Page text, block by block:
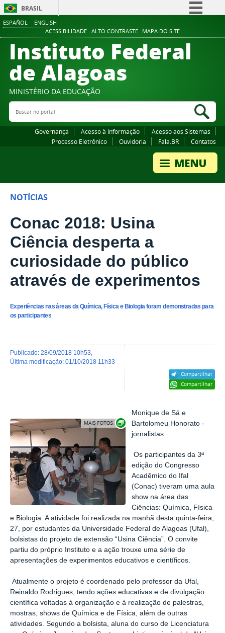
ESPAÑOL ENGLISH
ACESSIBILIDADE ALTO CONTRASTE MAPA DO SITE
BRASIL
Comunica BR
Participe
Canais
Instituto Federal
de Alagoas
MINISTÉRIO DA EDUCAÇÃO
Buscar no portal
Governança Acesso à Informação
Acesso aos Sistemas
Processo Eletrônico
Ouvidoria Fala.BR Contatos
NOTÍCIAS
Conac 2018: Usina
Ciência desperta a
curiosidade do público
através de experimentos
Experiências nas áreas da Química, Física e Biologia foram demonstradas para
os participantes
Compartilhar
Compartilhar
publicado: 28/09/2018 10h53
última modificação: 01/10/2018 11h33
Exibir carrossel de imagens
Monique de Sá e
Bartolomeu Honorato -
jornalistas
Os participantes da 3ª
edição do Congresso
Acadêmico do Ifal
(Conac) tiveram uma aula
show na área das
Ciências: Química, Física
e Biologia. A atividade foi realizada na manhã desta quinta-feira,
27, por estudantes da Universidade Federal de Alagoas (Ufal),
bolsistas do projeto de extensão “Usina Ciência”. O convite
partiu do próprio Instituto e a ação trouxe uma série de
apresentações de experimentos educativos e científicos.
Atualmente o projeto é coordenado pelo professor da Ufal,
Reinaldo Rodrigues, tendo ações educativas e de divulgação
científica voltadas à organização e à realização de palestras,
mostras, shows de Química e de Física, além de outras
atividades. Segundo a bolsista, aluna do curso de Licenciatura